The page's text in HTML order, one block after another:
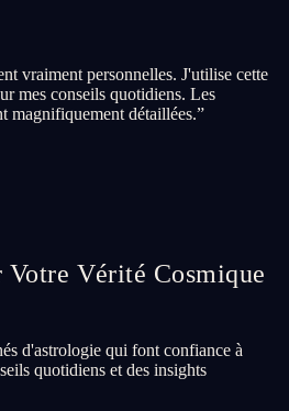
vraiment personnelles. J'utilise cette
mes conseils quotidiens. Les
magnifiquement détaillées.”
Vérité Cosmique
d'astrologie qui font confiance à
quotidiens et des insights